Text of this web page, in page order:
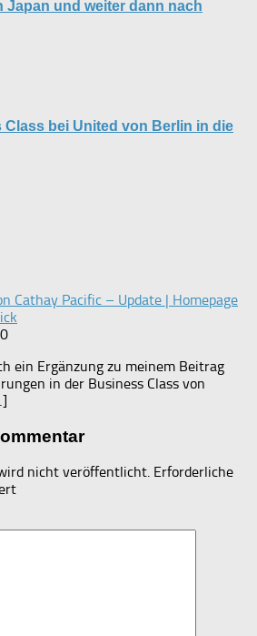
Japan und weiter dann nach
Class bei United von Berlin in die
Cathay Pacific – Update | Homepage
ein Ergänzung zu meinem Beitrag
in der Business Class von
nicht veröffentlicht. Erforderliche